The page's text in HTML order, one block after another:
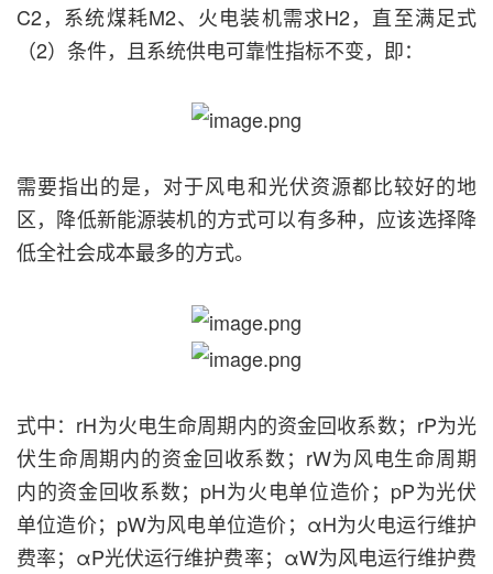
C2，系统煤耗M2、火电装机需求H2，直至满足式
（2）条件，且系统供电可靠性指标不变，即：
需要指出的是，对于风电和光伏资源都比较好的地
区，降低新能源装机的方式可以有多种，应该选择降
低全社会成本最多的方式。
式中：rH为火电生命周期内的资金回收系数；rP为光
伏生命周期内的资金回收系数；rW为风电生命周期
内的资金回收系数；pH为火电单位造价；pP为光伏
单位造价；pW为风电单位造价；αH为火电运行维护
费率；αP光伏运行维护费率；αW为风电运行维护费